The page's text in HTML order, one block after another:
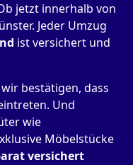
jetzt innerhalb von
Jeder Umzug
ist versichert und
bestätigen, dass
Und
wie
Möbelstücke
versichert